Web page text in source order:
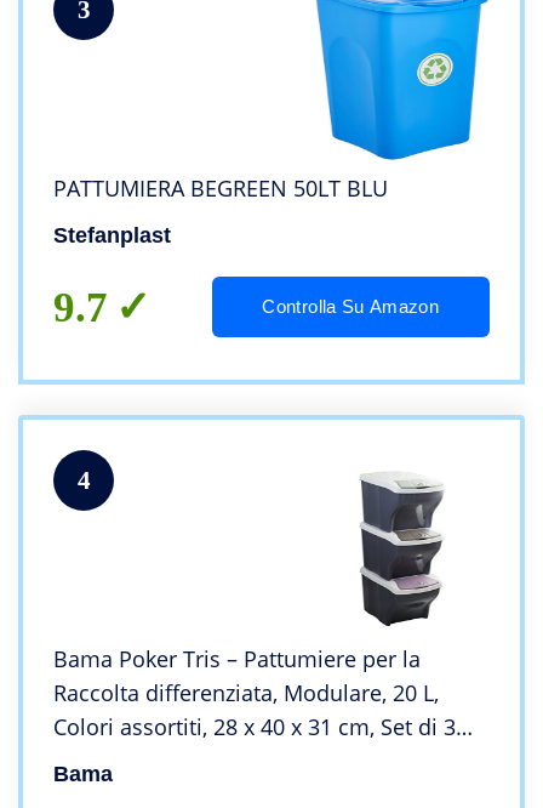
3
PATTUMIERA BEGREEN 50LT BLU
Stefanplast
9.7 Controlla Su Amazon
4
Bama Poker Tris – Pattumiere per la
Raccolta differenziata, Modulare, 20 L,
Colori assortiti, 28 x 40 x 31 cm, Set di 3
contenitori
Bama